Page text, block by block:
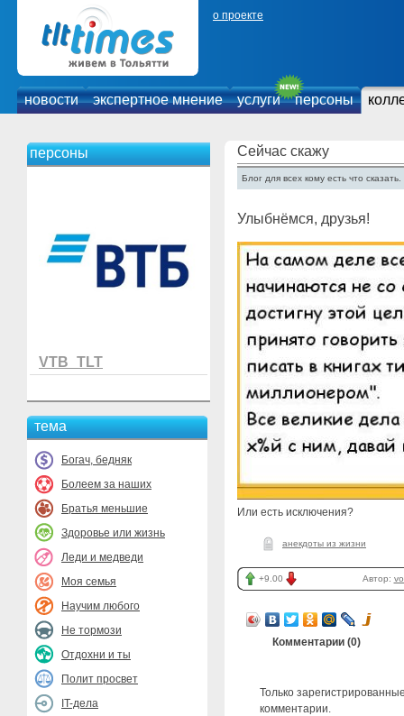
о проекте
новости экспертное мнение услуги персоны
персоны
VTB_TLT
тема
Богач, бедняк
Болеем за наших
Братья меньшие
Здоровье или жизнь
Леди и медведи
Моя семья
Научим любого
Не тормози
Отдохни и ты
Полит просвет
IT-дела
Сейчас скажу
Блог для всех кому есть что сказать.
Улыбнёмся, друзья!
Или есть исключения?
анекдоты из жизни
+9.00 Автор:
Комментарии (0)
Только
комментарии.